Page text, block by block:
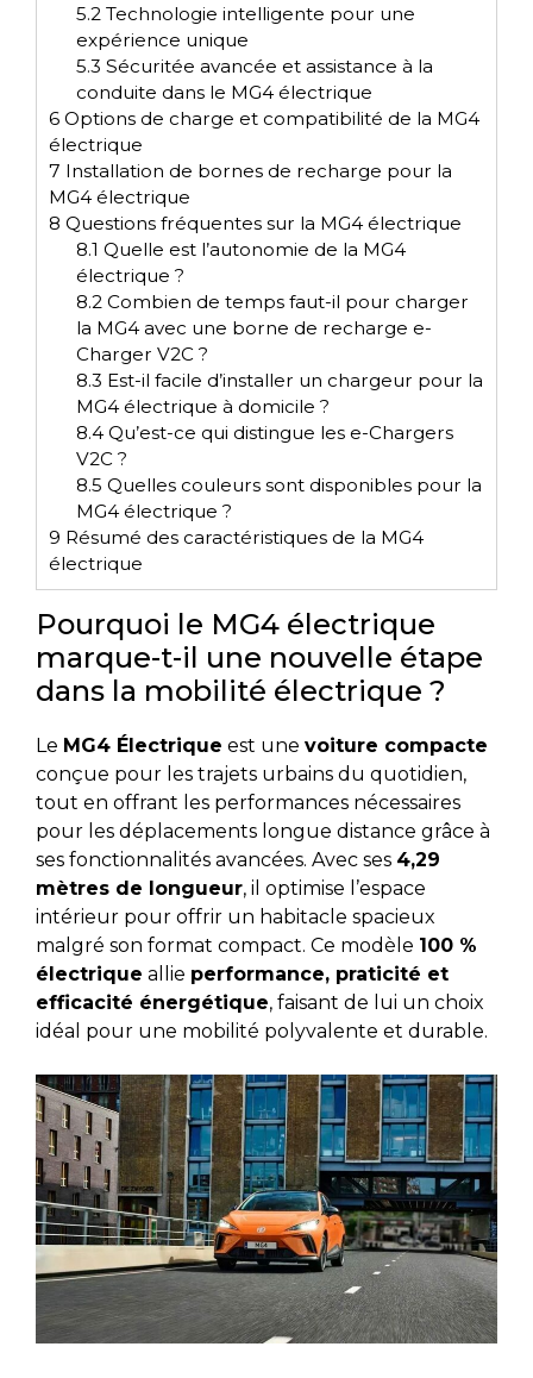
5.2Technologie intelligente pour une
expérience unique
5.3 Sécuritée avancée et assistance à la
conduite dans le MG4 électrique
6 Options de charge et compatibilité de la MG4
électrique
7 Installation de bornes de recharge pour la
MG4 électrique
8 Questions fréquentes sur la MG4 électrique
8.1 Quelle est l’autonomie de la MG4
électrique ?
8.2Combien de temps faut-il pour charger
la MG4 avec une borne de recharge e-
Charger V2C ?
8.3 Est-il facile d’installer un chargeur pour la
MG4 électrique à domicile ?
8.4Qu’est-ce qui distingue les e-Chargers
V2C ?
8.5 Quelles couleurs sont disponibles pour la
MG4 électrique ?
9 Résumé des caractéristiques de la MG4
électrique
Pourquoi le MG4 électrique
marque-t-il une nouvelle étape
dans la mobilité électrique ?
Le MG4 Électrique est une voiture compacte
conçue pour les trajets urbains du quotidien,
tout en offrant les performances nécessaires
pour les déplacements longue distance grâce à
ses fonctionnalités avancées. Avec ses 4,29
mètres de longueur, il optimise l’espace
intérieur pour offrir un habitacle spacieux
malgré son format compact. Ce modèle 100 %
électrique allie performance, praticité et
efficacité énergétique, faisant de lui un choix
idéal pour une mobilité polyvalente et durable.